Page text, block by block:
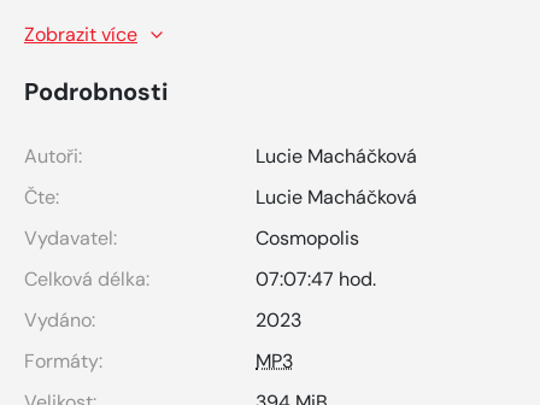
Zobrazit více
Podrobnosti
Autoři:
Lucie Macháčková
Čte:
Lucie Macháčková
Vydavatel:
Cosmopolis
Celková délka:
07:07:47 hod.
Vydáno:
2023
Formáty:
MP3